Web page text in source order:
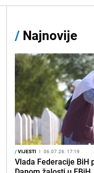
/ Najnovije
/VIJESTI I 06.07.26. 17:19
Vlada Federacije BiH